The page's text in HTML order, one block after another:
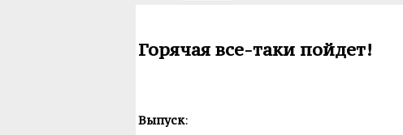
Горячая все-таки пойдет!
Выпуск: